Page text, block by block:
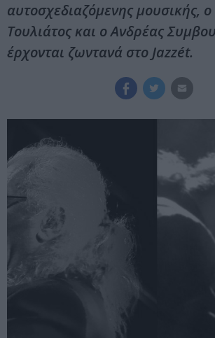
αυτοσχεδιαζόμενης μουσικής,
Τουλιάτος και ο Ανδρέας
έρχονται ζωντανά στο Jazzét.